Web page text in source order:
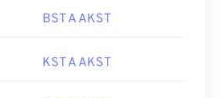
BST A AKST
KST A AKST